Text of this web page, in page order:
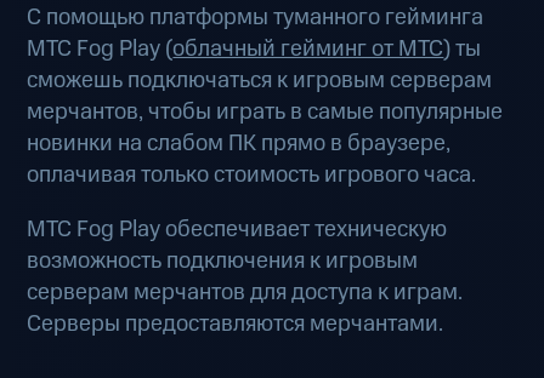
С помощью платформы туманного гейминга
МТС Fog Play (облачный гейминг от МТС) ты
сможешь подключаться к игровым серверам
мерчантов, чтобы играть в самые популярные
новинки на слабом ПК прямо в браузере,
оплачивая только стоимость игрового часа.
МТС Fog Play обеспечивает техническую
возможность подключения к игровым
серверам мерчантов для доступа к играм.
Серверы предоставляются мерчантами.